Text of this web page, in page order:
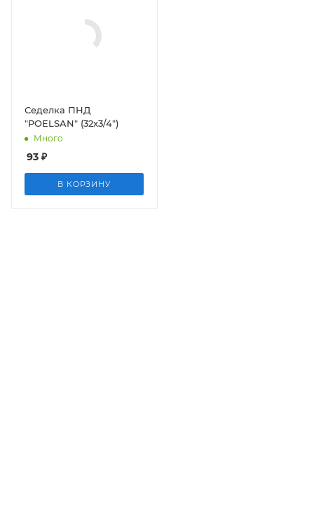
Седелка ПНД
"POELSAN" (32х3/4")
Много
93 ₽
В КОРЗИНУ